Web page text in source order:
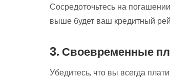
Сосредоточьтесь на
выше будет ваш кредитный
3. Своевременные
Убедитесь, что вы всегда